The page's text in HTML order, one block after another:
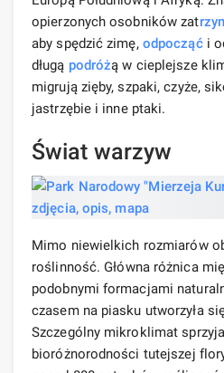
opierzonych osobników zat
aby spędzić zimę, odpocząći
długą podróżą w cieplejsze
migrują zięby, szpaki, czyże,
jastrzębie i inne ptaki.
Świat warzyw
Mimo niewielkich rozmiarów
roślinność. Główna różnica
podobnymi formacjami
czasem na piasku utworzyła
Szczególny mikroklimat
bioróżnorodności tutejszej